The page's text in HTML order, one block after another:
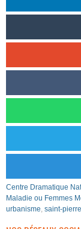
Centre Dramatique
Maladie ou Femmes
urbanisme saint-